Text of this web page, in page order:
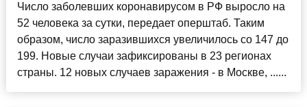
Число заболевших коронавирусом в РФ выросло на
52 человека за сутки, передает оперштаб. Таким
образом, число заразившихся увеличилось со 147 до
199. Новые случаи зафиксированы в 23 регионах
страны. 12 новых случаев заражения - в Москве, ......